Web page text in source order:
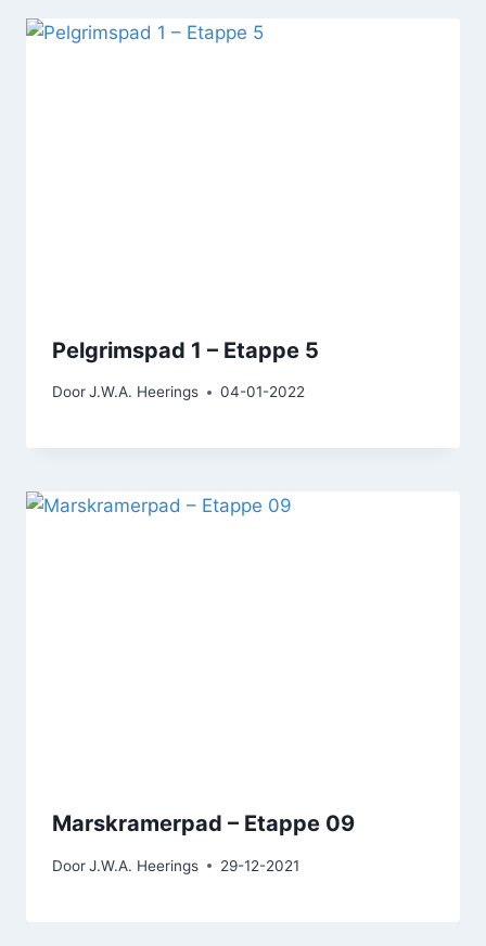
Pelgrimspad 1 – Etappe 5
DoorJ.W.A. Heerings 04-01-2022
Marskramerpad – Etappe 09
DoorJ.W.A. Heerings 29-12-2021